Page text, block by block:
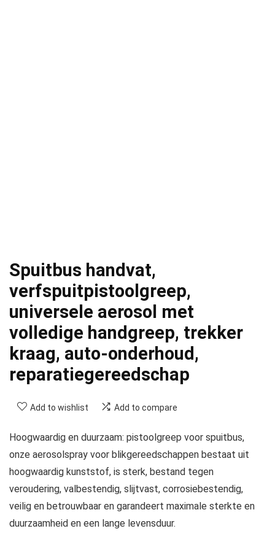
Spuitbus handvat,
verfspuitpistoolgreep,
universele aerosol met
volledige handgreep, trekker
kraag, auto-onderhoud,
reparatiegereedschap
Add to wishlist Add to compare
Hoogwaardig en duurzaam: pistoolgreep voor spuitbus,
onze aerosolspray voor blikgereedschappen bestaat uit
hoogwaardig kunststof, is sterk, bestand tegen
veroudering, valbestendig, slijtvast, corrosiebestendig,
veilig en betrouwbaar en garandeert maximale sterkte en
duurzaamheid en een lange levensduur.